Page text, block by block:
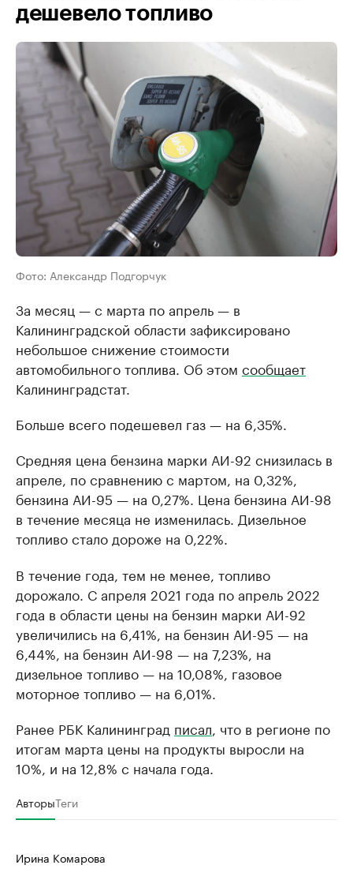
дешевело топливо
Фото: Александр Подгорчук
За месяц — с марта по апрель — в
Калининградской области зафиксировано
небольшое снижение стоимости
автомобильного топлива. Об этом сообщает
Калининградстат.
Больше всего подешевел газ — на 6,35%.
Средняя цена бензина марки АИ-92 снизилась в
апреле, по сравнению с мартом, на 0,32%,
бензина АИ-95 — на 0,27%. Цена бензина АИ-98
в течение месяца не изменилась. Дизельное
топливо стало дороже на 0,22%.
В течение года, тем не менее, топливо
дорожало. С апреля 2021 года по апрель 2022
года в области цены на бензин марки АИ-92
увеличились на 6,41%, на бензин АИ-95 — на
6,44%, на бензин АИ-98 — на 7,23%, на
дизельное топливо — на 10,08%, газовое
моторное топливо — на 6,01%.
Ранее РБК Калининград писал , что в регионе по
итогам марта цены на продукты выросли на
10%, и на 12,8% с начала года.
АвторыТеги
Ирина Комарова